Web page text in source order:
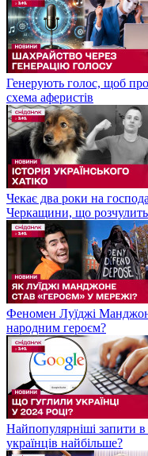
Генерують голос, щоб
схема аферистів
Чекає два роки на
Черкащини, що
Феномен Луїджі
народним героєм?
Найпопулярніші запити
українців найбільше?